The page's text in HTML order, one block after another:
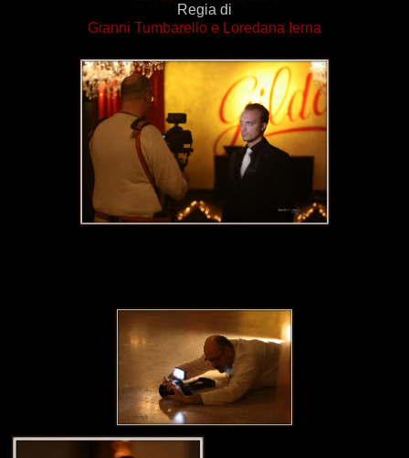
Regia di
Gianni Tumbarello e Loredana Ierna